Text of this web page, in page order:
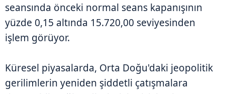
seansında önceki normal seans kapanışının
yüzde 0,15 altında 15.720,00 seviyesinden
işlem görüyor.
Küresel piyasalarda, Orta Doğu'daki jeopolitik
gerilimlerin yeniden şiddetli çatışmalara